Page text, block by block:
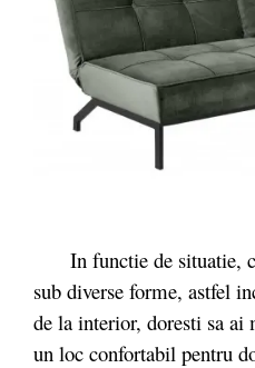
In functie de situatie,
sub diverse forme, astfel
de la interior, doresti sa ai
un loc confortabil pentru